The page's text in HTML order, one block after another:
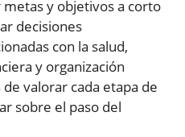
y objetivos a corto
decisiones
con la salud,
y organización
valorar cada etapa de
sobre el paso del